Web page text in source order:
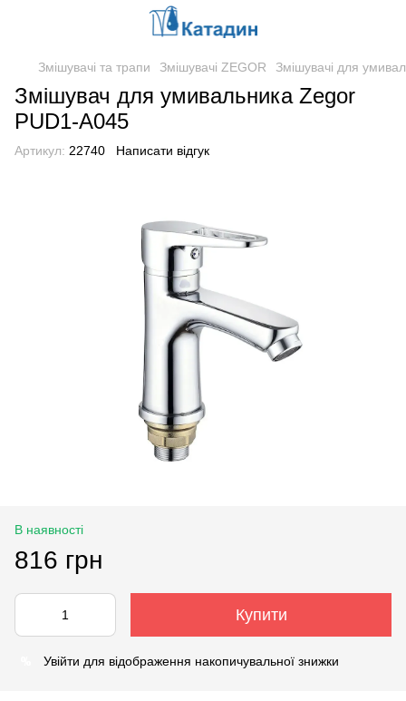
Змішувачі та трапи Змішувачі ZEGOR Змішувачі для
Змішувач для умивальника Zegor
PUD1-A045
Артикул: 22740 Написати відгук
В наявності
816 грн
Купити
Увійти для відображення накопичувальної знижки